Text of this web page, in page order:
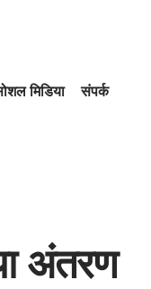
मिडिया संपर्क
अंतरण